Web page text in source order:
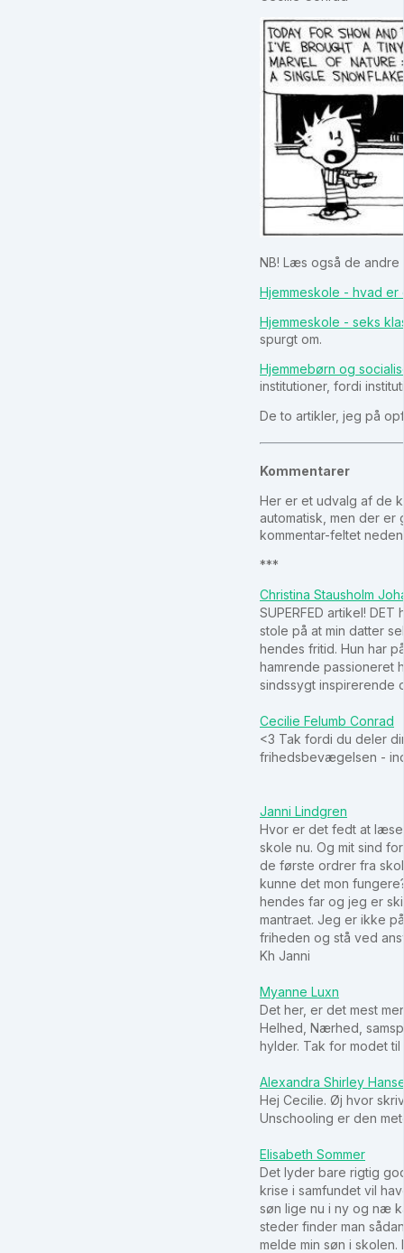
NB! Læs også de
Hjemmeskole - hvad
Hjemmeskole - seks
spurgt om.
Hjemmebørn og
institutioner, fordi
De to artikler, jeg på
Kommentarer
Her er et udvalg af de
automatisk, men der er
kommentar-feltet
***
Christina Stausholm
SUPERFED artikel!
stole på at min datter
hendes fritid. Hun har
hamrende passioneret
sindssygt inspirerende
Cecilie Felumb Conrad
<3 Tak fordi du deler
frihedsbevægelsen -
Janni Lindgren
Hvor er det fedt at
skole nu. Og mit sind
de første ordrer fra
kunne det mon
hendes far og jeg er
mantraet. Jeg er ikke
friheden og stå ved
Kh Janni
Myanne Luxn
Det her, er det mest
Helhed, Nærhed,
hylder. Tak for modet
Alexandra Shirley
Hej Cecilie. Øj hvor
Unschooling er den
Elisabeth Sommer
Det lyder bare rigtig
krise i samfundet vil
søn lige nu i ny og næ
steder finder man
melde min søn i